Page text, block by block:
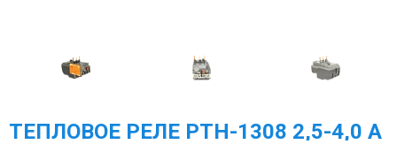
ТЕПЛОВОЕ РЕЛЕ РТН-1308 2,5-4,0 А